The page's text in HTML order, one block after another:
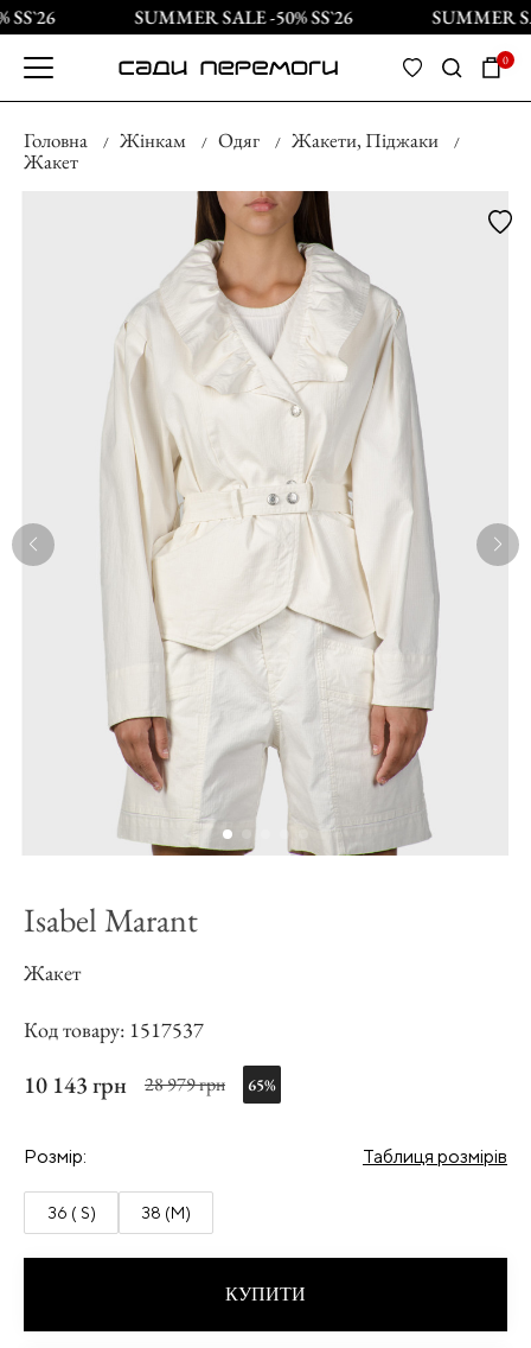
SUMMER SALE -50% SS`26 SUMMER
0
Головна Жінкам Одяг
Жакети, Піджаки
Жакет
Isabel Marant
Жакет
Код товару: 1517537
10 143 грн 28 979 грн 65%
Розмір: Таблиця розмірів
36 ( S) 38 (M)
КУПИТИ